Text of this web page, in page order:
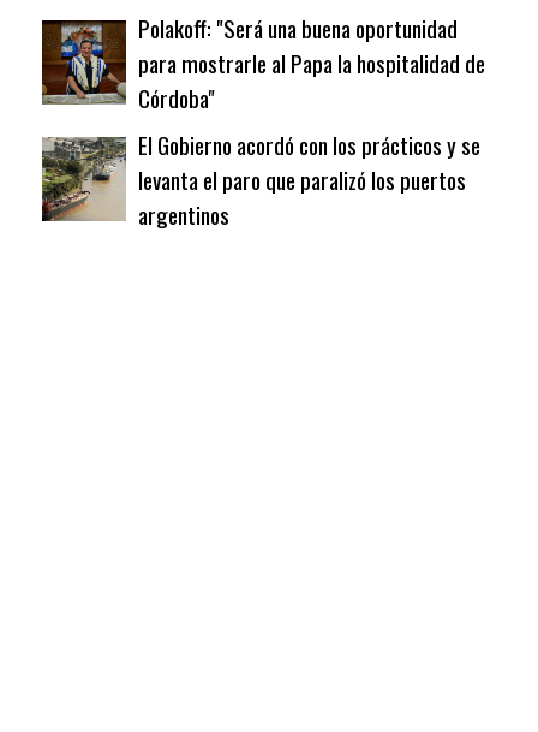
Polakoff: "Será una buena oportunidad
para mostrarle al Papa la hospitalidad de
Córdoba"
El Gobierno acordó con los prácticos y se
levanta el paro que paralizó los puertos
argentinos